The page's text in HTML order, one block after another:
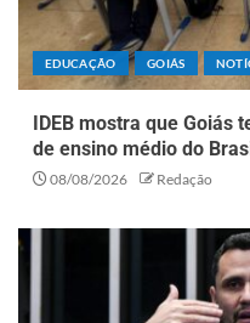
EDUCAÇÃO GOIÁS
IDEB mostra que Goiás
de ensino médio do
08/08/2026 Redação